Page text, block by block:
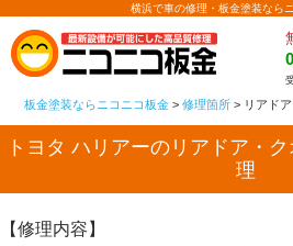
横浜で車の修理・板金塗装なら
板金塗装ならニコニコ板金 >修理箇所 > リアドア
トヨタ ハリアーのリアドア・
理
【修理内容】